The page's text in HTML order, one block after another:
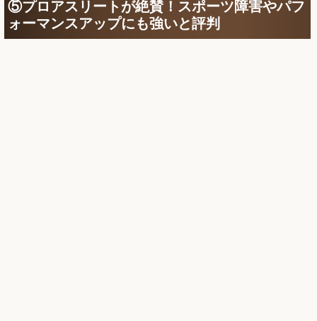
⑤プロアスリートが絶賛！スポーツ障害やパフ
ォーマンスアップにも強いと評判